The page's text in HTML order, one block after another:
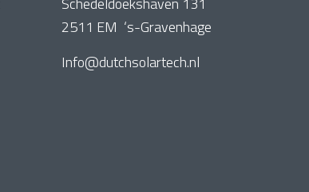
2511 EM ‘s-Gravenhage
Info@dutchsolartech.nl